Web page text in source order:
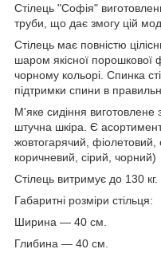
Стілець "Софія"
труби, що дає змогу цій
Стілець має повністю
шаром якісної порошкової
чорному кольорі. Спинка
підтримки спини в
М'яке сидіння
штучна шкіра. Є асортимент
жовтогарячий, фіолетовий,
коричневий, сірий, чорний)
Стілець витримує до 130 кг.
Габаритні розміри стільця:
Ширина — 40 см.
Глибина — 40 см.